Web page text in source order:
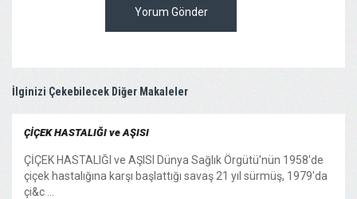
Yorum Gönder
İlginizi Çekebilecek Diğer Makaleler
ÇİÇEK HASTALIĞI ve AŞISI
ÇİÇEK HASTALIĞI ve AŞISI Dünya Sağlık Örgütü'nün 1958'de
çiçek hastalığına karşı başlattığı savaş 21 yıl sürmüş, 1979'da
çi&c ...